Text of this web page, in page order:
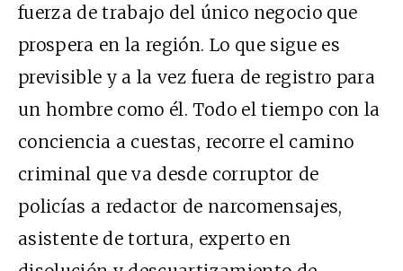
fuerza de trabajo del único negocio que
prospera en la región. Lo que sigue es
previsible y a la vez fuera de registro para
un hombre como él. Todo el tiempo con la
conciencia a cuestas, recorre el camino
criminal que va desde corruptor de
policías a redactor de narcomensajes,
asistente de tortura, experto en